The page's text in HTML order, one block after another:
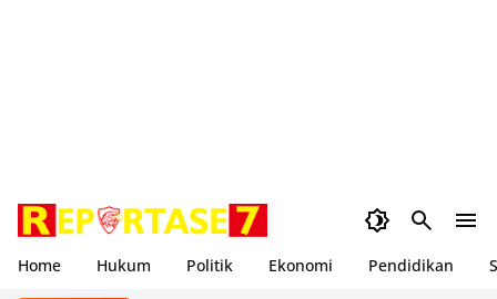
Home Hukum Politik Ekonomi Pendidikan